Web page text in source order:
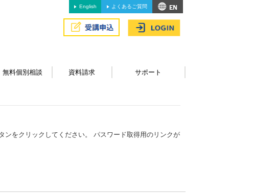
English よくあるご質問
無料個別相談 資料請求 サポート
ンをクリックしてください。 パスワード取得用のリンクが